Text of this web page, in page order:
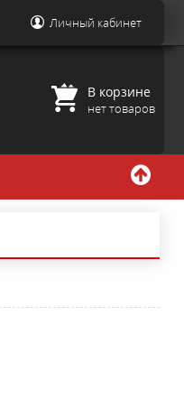
Личный кабинет
В корзине
нет товаров